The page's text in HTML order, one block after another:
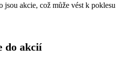
akcie, což může vést k poklesu
do akcií